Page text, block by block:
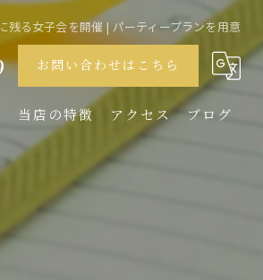
残る女子会を開催 | パーティープランを用意
お問い合わせはこちら
当店の特徴
ディナー
アクセス ブログ